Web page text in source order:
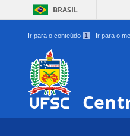
BRASIL
Ir para o conteúdo 1 Ir para o